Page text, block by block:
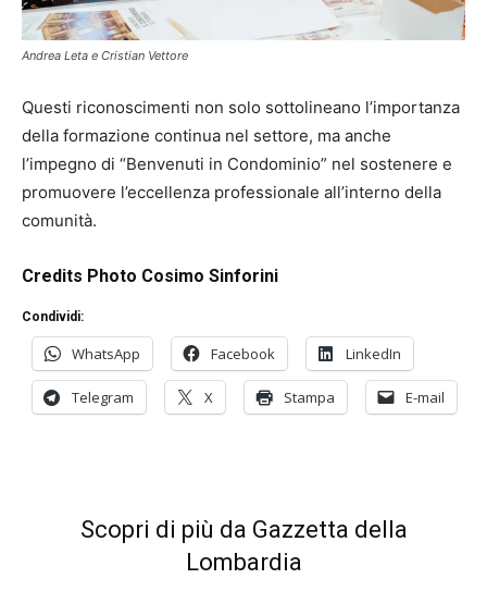
Andrea Leta e Cristian Vettore
Questi riconoscimenti non solo sottolineano l’importanza
della formazione continua nel settore, ma anche
l’impegno di “Benvenuti in Condominio” nel sostenere e
promuovere l’eccellenza professionale all’interno della
comunità.
Credits Photo Cosimo Sinforini
Condividi:
WhatsApp Facebook LinkedIn
Telegram X Stampa E-mail
Scopri di più da Gazzetta della
Lombardia